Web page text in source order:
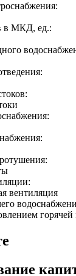
в МКД, ед.:
вентиляция